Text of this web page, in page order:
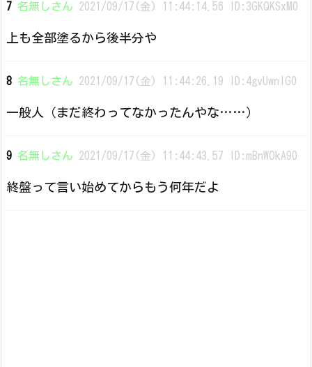
7 名無しさん 2021/09/17(金) 11:44:14.56 ID:3GKQKSxM0
上も全部塗るから後半分や
8 名無しさん 2021/09/17(金) 11:44:26.19 ID:4gvUwnlG0
一般人（まだ終わってなかったんやな……）
9 名無しさん 2021/09/17(金) 11:44:43.57 ID:mBnWOkA90
終盤って言い始めてからもう何年だよ